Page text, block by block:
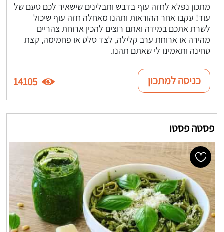
מתכון נפלא לחזה עוף בדבש ותבלינים שישאיר לכם טעם של
עוד! עקבו אחר ההוראות ותהנו מאחלה חזה עוף שיכול
לשרת אתכם במידה ואתם רוצים להכין ארוחת צהריים
מהירה או ארוחת ערב קלילה, לצד סלט או פחמימה, קצת
טחינה ותאמינו לי שאתם תהנו.
כניסה למתכון 14105
פסטה פסטו